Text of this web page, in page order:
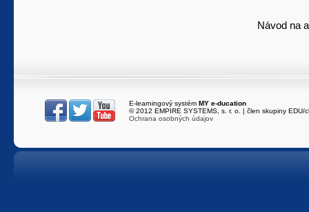
Návod na
E-learningový systém MY e-ducation
© 2012 EMPIRE SYSTEMS, s. r. o. | člen skupiny EDU/
Ochrana osobných údajov